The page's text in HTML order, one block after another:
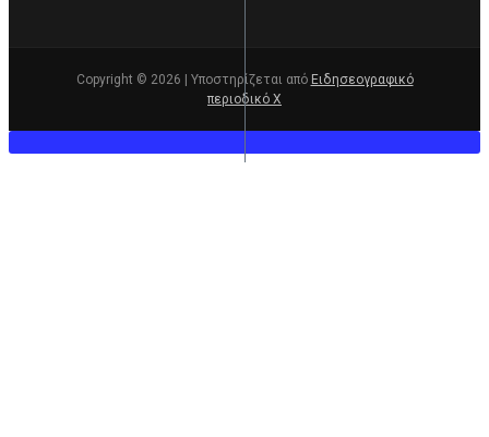
Copyright © 2026 | Υποστηρίζεται από Ειδησεογραφικό
περιοδικό Χ